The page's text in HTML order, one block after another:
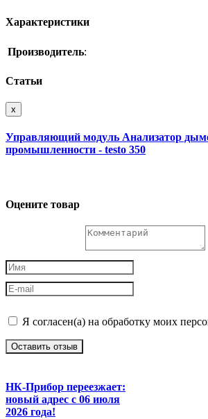
Характеристики
Производитель:
Статьи
x
Управляющий модуль Анализатор
промышленности - testo 350
Оцените товар
Я согласен(а) на обработку моих
Оставить отзыв
НК-Прибор переезжает:
новый адрес с 06 июля
2026 года!